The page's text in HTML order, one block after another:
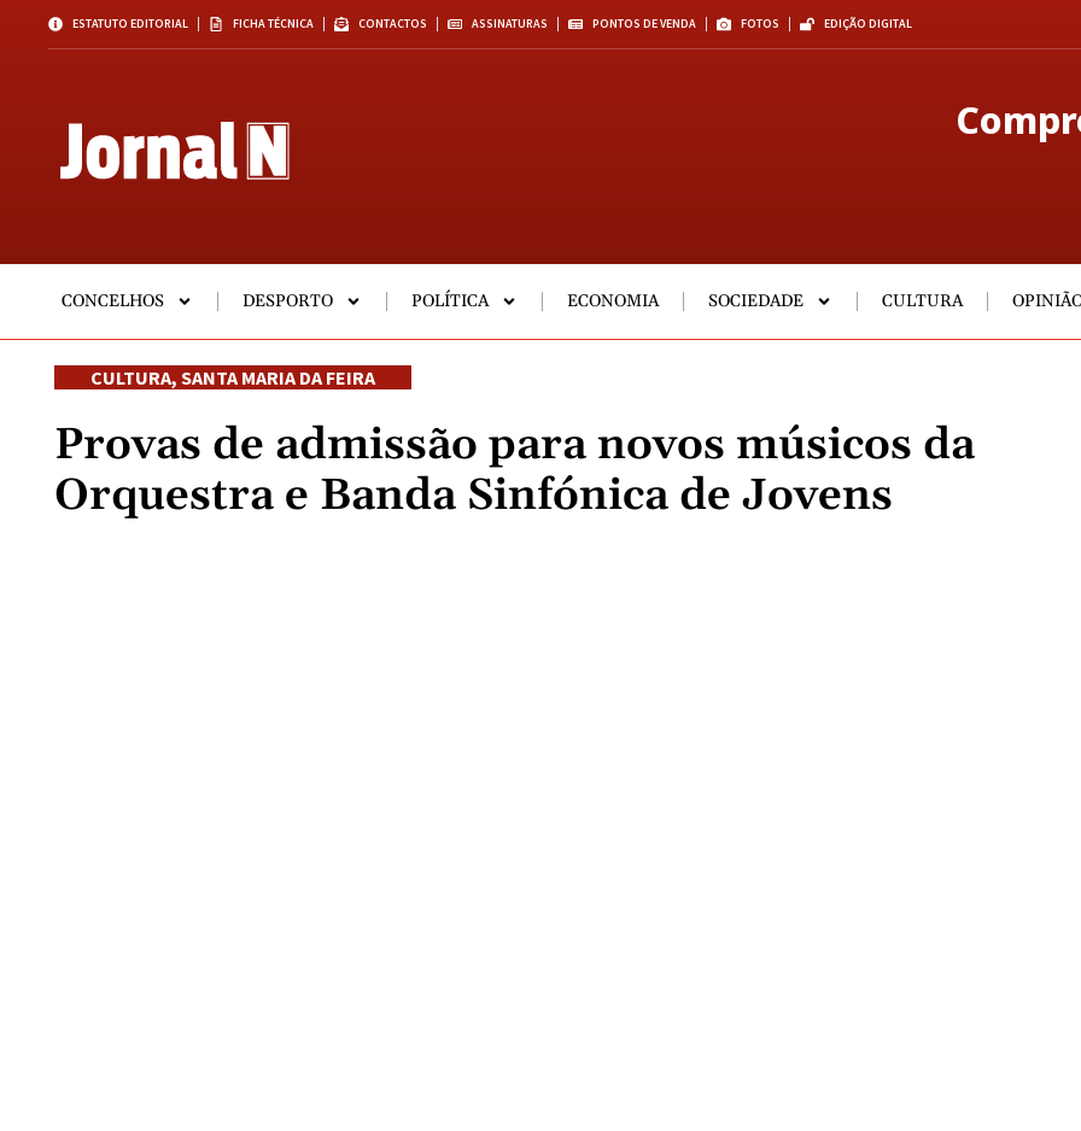
ESTATUTO EDITORIAL FICHA TÉCNICA CONTACTOS ASSINATURAS PONTOS DE VENDA FOTOS EDIÇÃO DIGITAL
CONCELHOS DESPORTO POLÍTICA ECONOMIA SOCIEDADE CULTURA
CULTURA, SANTA MARIA DA FEIRA
Provas de admissão para novos músicos da
Orquestra e Banda Sinfónica de Jovens